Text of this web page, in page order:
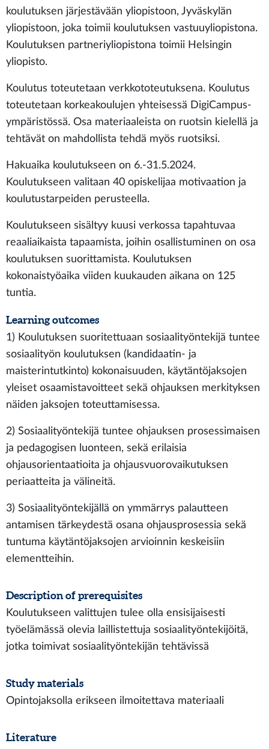
koulutuksen järjestävään yliopistoon, Jyväskylän
yliopistoon, joka toimii koulutuksen vastuuyliopistona.
Koulutuksen partneriyliopistona toimii Helsingin
yliopisto.
Koulutus toteutetaan verkkototeutuksena. Koulutus
toteutetaan korkeakoulujen yhteisessä DigiCampus-
ympäristössä. Osa materiaaleista on ruotsin kielellä ja
tehtävät on mahdollista tehdä myös ruotsiksi.
Hakuaika koulutukseen on 6.-31.5.2024.
Koulutukseen valitaan 40 opiskelijaa motivaation ja
koulutustarpeiden perusteella.
Koulutukseen sisältyy kuusi verkossa tapahtuvaa
reaaliaikaista tapaamista, joihin osallistuminen on osa
koulutuksen suorittamista. Koulutuksen
kokonaistyöaika viiden kuukauden aikana on 125
tuntia.
Learning outcomes
1) Koulutuksen suoritettuaan sosiaalityöntekijä tuntee
sosiaalityön koulutuksen (kandidaatin- ja
maisterintutkinto) kokonaisuuden, käytäntöjaksojen
yleiset osaamistavoitteet sekä ohjauksen merkityksen
näiden jaksojen toteuttamisessa.
2) Sosiaalityöntekijä tuntee ohjauksen prosessimaisen
ja pedagogisen luonteen, sekä erilaisia
ohjausorientaatioita ja ohjausvuorovaikutuksen
periaatteita ja välineitä.
3) Sosiaalityöntekijällä on ymmärrys palautteen
antamisen tärkeydestä osana ohjausprosessia sekä
tuntuma käytäntöjaksojen arvioinnin keskeisiin
elementteihin.
Description of prerequisites
Koulutukseen valittujen tulee olla ensisijaisesti
työelämässä olevia laillistettuja sosiaalityöntekijöitä,
jotka toimivat sosiaalityöntekijän tehtävissä
Study materials
Opintojaksolla erikseen ilmoitettava materiaali
Literature